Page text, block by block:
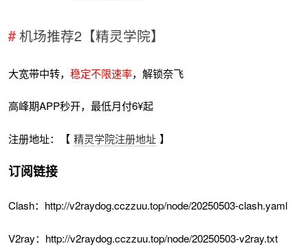
机场推荐2【精灵学院】
大宽带中转，稳定不限速率，解锁奈飞
高峰期APP秒开，最低月付6¥起
注册地址：【 精灵学院注册地址 】
订阅链接
Clash：http://v2raydog.cczzuu.top/node/20250503-clash.yaml
V2ray：http://v2raydog.cczzuu.top/node/20250503-v2ray.txt